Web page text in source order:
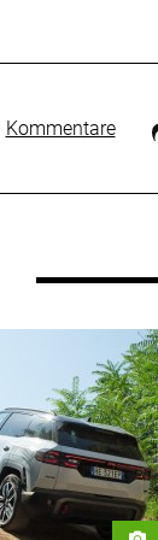
Kommentare